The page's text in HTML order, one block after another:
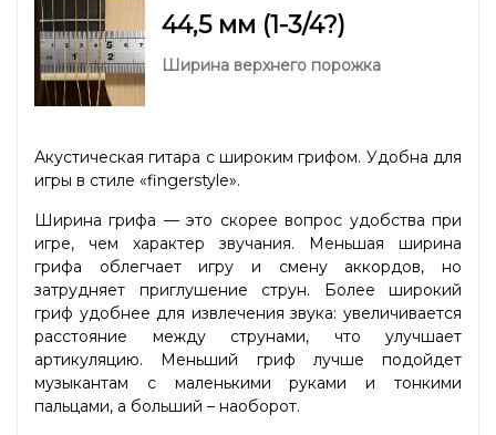
44,5 мм (1-3/4?)
Ширина верхнего порожка
Акустическая гитара с широким грифом. Удобна для
игры в стиле «fingerstyle».
Ширина грифа — это скорее вопрос удобства при
игре, чем характер звучания. Меньшая ширина
грифа облегчает игру и смену аккордов, но
затрудняет приглушение струн. Более широкий
гриф удобнее для извлечения звука: увеличивается
расстояние между струнами, что улучшает
артикуляцию. Меньший гриф лучше подойдет
музыкантам с маленькими руками и тонкими
пальцами, а больший – наоборот.